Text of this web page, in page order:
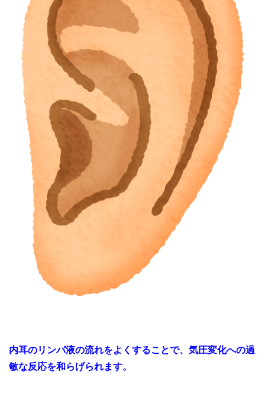
内耳のリンパ液の流れをよくすることで、気圧変化への過
敏な反応を和らげられます。